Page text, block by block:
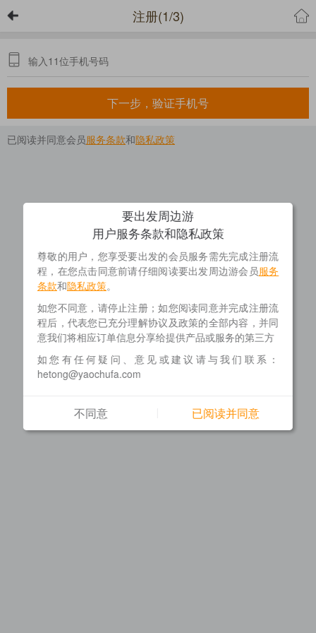
注册(1/3)
下一步，验证手机号
已阅读并同意会员服务条款和 隐私政策
要出发周边游
用户服务条款和隐私政策
尊敬的用户，您享受要出发的会员服务需先完成注册流
程，在您点击同意前请仔细阅读要出发周边游会员服务
条款和隐私政策。
如您不同意，请停止注册；如您阅读同意并完成注册流
程后，代表您已充分理解协议及政策的全部内容，并同
意我们将相应订单信息分享给提供产品或服务的第三方
如您有任何疑问、意见或建议请与我们联系：
hetong@yaochufa.com
不同意 已阅读并同意